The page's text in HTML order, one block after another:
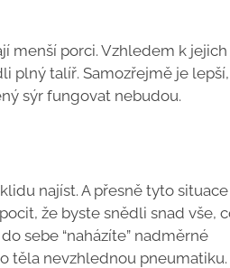
menší porci. Vzhledem k jejich
plný talíř. Samozřejmě je lepší,
sýr fungovat nebudou.
najíst. A přesně tyto situace
že byste snědli snad vše,
sebe “naházíte” nadměrné
těla nevzhlednou pneumatiku.